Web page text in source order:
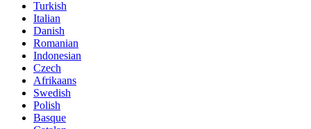
Turkish
Italian
Danish
Romanian
Indonesian
Czech
Afrikaans
Swedish
Polish
Basque